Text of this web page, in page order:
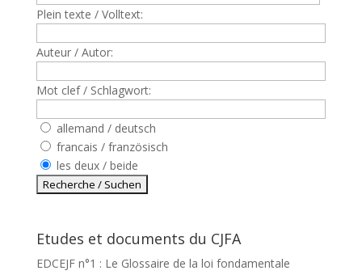
Plein texte / Volltext:
Auteur / Autor:
Mot clef / Schlagwort:
allemand / deutsch
francais / französisch
les deux / beide
Etudes et documents du CJFA
EDCEJF n°1 : Le Glossaire de la loi fondamentale